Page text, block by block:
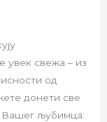
увек свежа – из
од
донети све
Вашег љубимца: